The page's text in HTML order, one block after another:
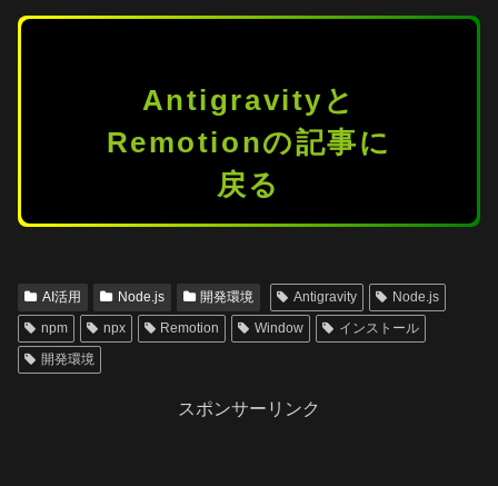
Antigravityと
Remotionの記事に
戻る
AI活用 Node.js 開発環境 Antigravity
Node.js
npm
npx Remotion Window
インストール
開発環境
スポンサーリンク